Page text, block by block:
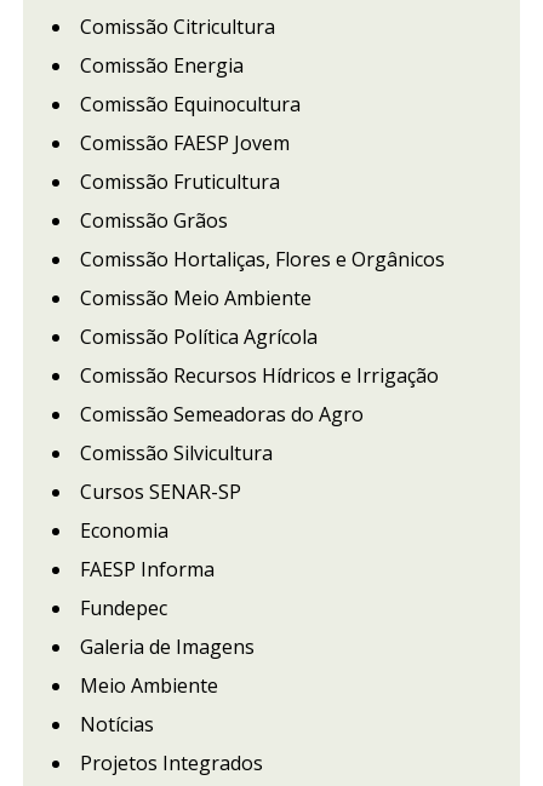
Comissão Citricultura
Comissão Energia
Comissão Equinocultura
Comissão FAESP Jovem
Comissão Fruticultura
Comissão Grãos
Comissão Hortaliças, Flores e Orgânicos
Comissão Meio Ambiente
Comissão Política Agrícola
Comissão Recursos Hídricos e Irrigação
Comissão Semeadoras do Agro
Comissão Silvicultura
Cursos SENAR-SP
Economia
FAESP Informa
Fundepec
Galeria de Imagens
Meio Ambiente
Notícias
Projetos Integrados